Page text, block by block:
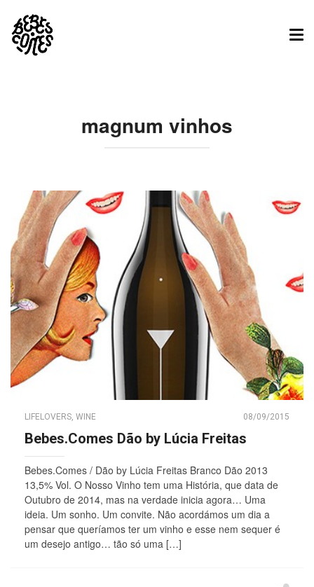
magnum vinhos
LIFELOVERS WINE 08/09/2015
Bebes.Comes Dão by Lúcia Freitas
Bebes.Comes / Dão by Lúcia Freitas Branco Dão 2013
13,5% Vol. O Nosso Vinho tem uma História, que data de
Outubro de 2014, mas na verdade inicia agora… Uma
ideia. Um sonho. Um convite. Não acordámos um dia a
pensar que queríamos ter um vinho e esse nem sequer é
um desejo antigo… tão só uma […]